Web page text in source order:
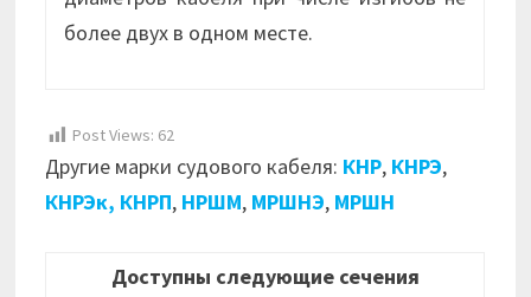
более двух в одном месте.
Post Views: 62
Другие марки судового кабеля: КНР, КНРЭ,
КНРЭк, КНРП, НРШМ, МРШНЭ, МРШН
Доступны следующие сечения